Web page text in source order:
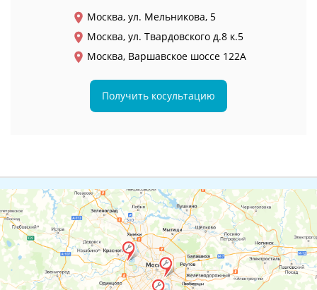
Москва, ул. Мельникова, 5
Москва, ул. Твардовского д.8 к.5
Москва, Варшавское шоссе 122А
Получить косультацию